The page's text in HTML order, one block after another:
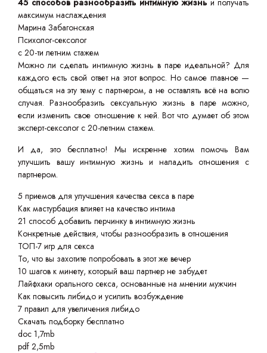
45 способов разнообразить интимную жизнь и получать
максимум наслаждения
Марина Забагонская
Психолог-сексолог
с 20-ти летним стажем
Можно ли сделать интимную жизнь в паре идеальной? Для
каждого есть свой ответ на этот вопрос. Но самое главное —
общаться на эту тему с партнером, а не оставлять всё на волю
случая. Разнообразить сексуальную жизнь в паре можно,
если изменить свое отношение к ней. Вот что думает об этом
эксперт-сексолог с 20-летним стажем.
И да, это бесплатно! Мы искренне хотим помочь Вам
улучшить вашу интимную жизнь и наладить отношения с
партнером.
5 приемов для улучшения качества секса в паре
Как мастурбация влияет на качество интима
21 способ добавить перчинку в интимную жизнь
Конкретные действия, чтобы разнообразить в отношения
ТОП-7 игр для секса
То, что вы захотите попробовать в этот же вечер
10 шагов к минету, который ваш партнер не забудет
Лайфхаки орального секса, основанные на мнении мужчин
Как повысить либидо и усилить возбуждение
7 правил для увеличения либидо
Скачать подборку бесплатно
doc 1,7mb
pdf 2,5mb